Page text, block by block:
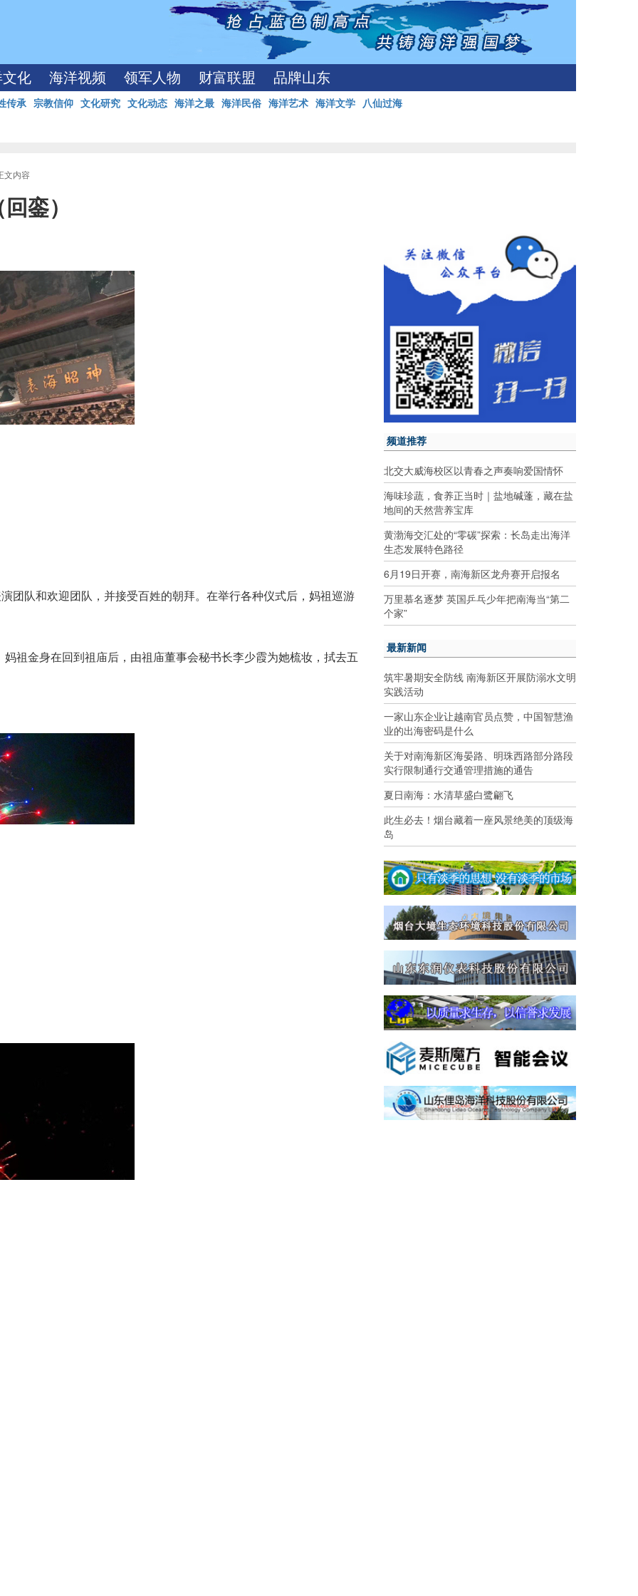
化 海洋视频 领军人物 财富联盟 品牌山东
传承 宗教信仰 文化研究 文化动态 海洋之最 海洋民俗 海洋艺术 海洋文学 八仙过海
文内容
銮）
队和欢迎团队，并接受百姓的朝拜。在举行各种仪式后，妈祖巡游
祖金身在回到祖庙后，由祖庙董事会秘书长李少霞为她梳妆，拭去五
频道推荐
北交大威海校区以青春之声奏响爱国情怀
海味珍蔬，食养正当时｜盐地碱蓬，藏在盐
地间的天然营养宝库
黄渤海交汇处的“零碳”探索：长岛走出海洋
生态发展特色路径
6月19日开赛，南海新区龙舟赛开启报名
万里慕名逐梦 英国乒乓少年把南海当“第二
个家”
最新新闻
筑牢暑期安全防线 南海新区开展防溺水文明
实践活动
一家山东企业让越南官员点赞，中国智慧渔
业的出海密码是什么
关于对南海新区海晏路、明珠西路部分路段
实行限制通行交通管理措施的通告
夏日南海：水清草盛白鹭翩飞
此生必去！烟台藏着一座风景绝美的顶级海
岛